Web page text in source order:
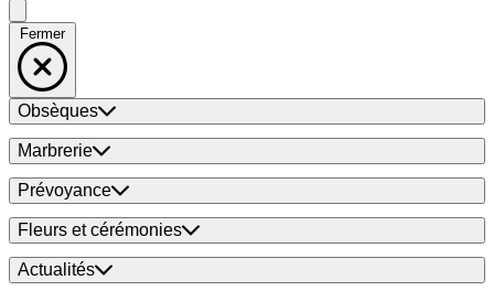
Fermer
Obsèques
Marbrerie
Prévoyance
Fleurs et cérémonies
Actualités